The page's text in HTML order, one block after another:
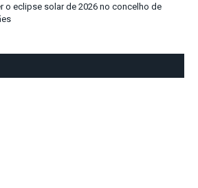
o eclipse solar de 2026 no concelho de